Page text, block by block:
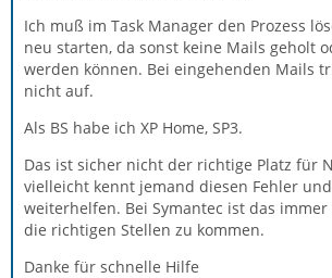
Ich muß im Task Manager den Prozess
neu starten, da sonst keine Mails geholt
werden können. Bei eingehenden Mails
nicht auf.
Als BS habe ich XP Home, SP3.
Das ist sicher nicht der richtige Platz für
vielleicht kennt jemand diesen Fehler
weiterhelfen. Bei Symantec ist das
die richtigen Stellen zu kommen.
Danke für schnelle Hilfe